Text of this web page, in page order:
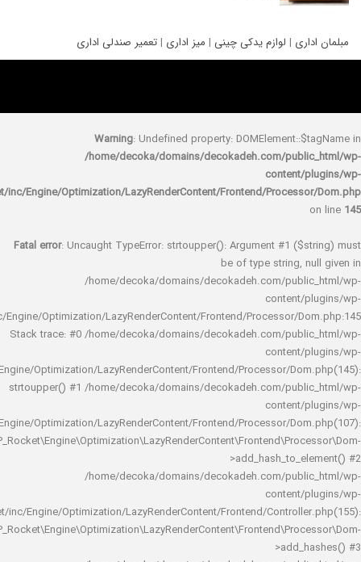
|لوازم یدکی چینی|میز اداری| تعمیر صندلی اداری
Warning: Undefined property:
/home/decoka/domains/decokadeh.com/
rocket/inc/Engine/Optimization/LazyRenderContent/Frontend/
Fatal error : Uncaught TypeError: strtoupper(): Argument #1
be of type string,
/home/decoka/domains/decokadeh.com/
rocket/inc/Engine/Optimization/LazyRenderContent/Frontend/Processor/
Stack trace: #0 /home/decoka/domains/decokadeh.com/
rocket/inc/Engine/Optimization/LazyRenderContent/Frontend/Processor/
strtoupper() #1 /home/decoka/domains/decokadeh.com/
rocket/inc/Engine/Optimization/LazyRenderContent/Frontend/Processor/
/home/decoka/domains/decokadeh.com/
rocket/inc/Engine/Optimization/LazyRenderContent/Frontend/